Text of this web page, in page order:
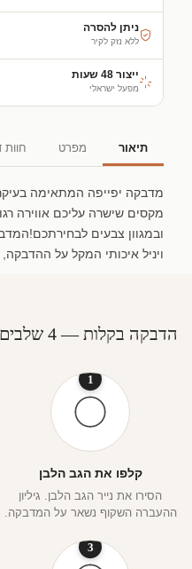
ניתן להסרה
ללא נזק לקיר
ייצור 48 שעות
מפעל ישראלי
תיאור מפרט
מדבקה יפייפה המתאימה
ויניל איכותי המקל על ההדבקה,
הדבקה בקלות — 4 שלבים
1
קלפו את הגב הלבן
הסירו את נייר הגב הלבן. גיליון
ההעברה השקוף נשאר על המדבקה.
3